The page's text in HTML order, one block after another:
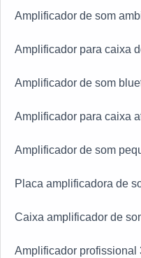
Amplificador de som
Amplificador para caixa
Amplificador de som
Amplificador para caixa
Amplificador de som
Placa amplificadora de
Caixa amplificador de
Amplificador profissional